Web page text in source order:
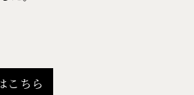
こちら